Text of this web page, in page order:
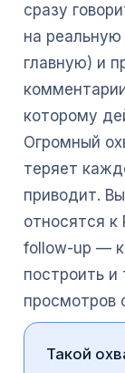
сразу
на
главную) и
которому
Огромный
теряет
приводит.
относятся к
follow-up —
построить и
просмотров
Такой